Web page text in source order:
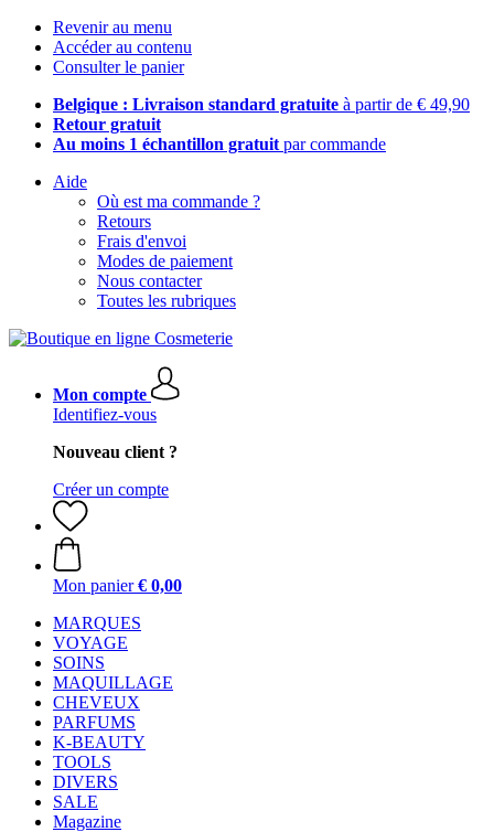
Revenir au menu
Accéder au contenu
Consulter le panier
Belgique : Livraison standard gratuite à partir de € 49,90
Retour gratuit
Au moins 1 échantillon gratuit par commande
Aide
Où est ma commande ?
Retours
Frais d'envoi
Modes de paiement
Nous contacter
Toutes les rubriques
Mon compte
Identifiez-vous
Nouveau client ?
Créer un compte
Mon panier € 0,00
MARQUES
VOYAGE
SOINS
MAQUILLAGE
CHEVEUX
PARFUMS
K-BEAUTY
TOOLS
DIVERS
SALE
Magazine